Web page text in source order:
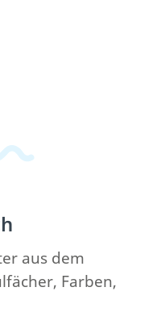
aus dem
Farben,